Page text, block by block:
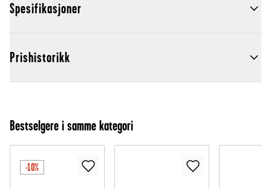
Spesifikasjoner
Prishistorikk
Bestselgere i samme kategori
-10%